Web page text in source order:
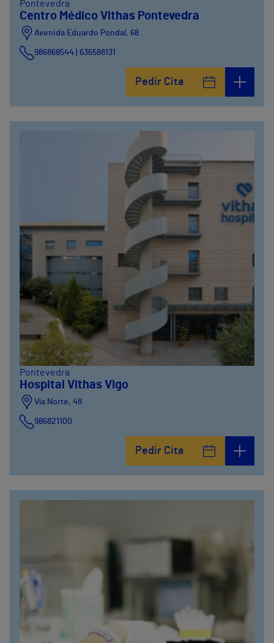
Pontevedra
Centro Médico Vithas Pontevedra
Avenida Eduardo Pondal, 68
986868544 | 636588131
Pedir Cita
Pontevedra
Hospital Vithas Vigo
Vía Norte, 48
986821100
Pedir Cita